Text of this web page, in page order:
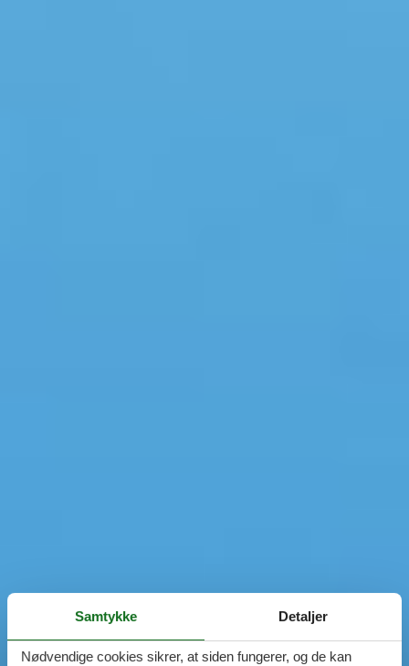
Samtykke Detaljer
Nødvendige cookies sikrer, at siden fungerer, og de kan